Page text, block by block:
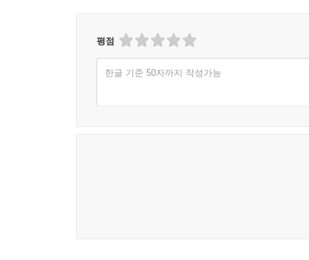
평점
한글 기준 50자까지 작성가능